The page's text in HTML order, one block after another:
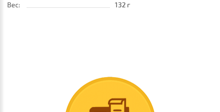
установка центробежного
Вес: 132 г